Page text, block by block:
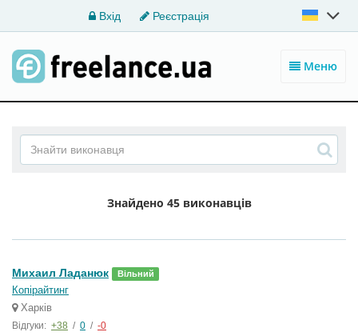
Вхід Реєстрація
Меню
Знайдено 45 виконавців
Михаил Ладанюк Вільний
Копірайтинг
Харків
Відгуки: +38 / 0 / -0